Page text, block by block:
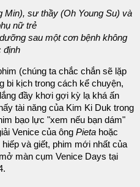
Min), sư thầy (Oh Young Su) và
nữ trẻ
sau một cơn bệnh không
định
(chúng ta chắc chắn sẽ lặp
bi kịch trong cách kể chuyện,
đầy khơi gợi kỳ lạ khá ấn
tài năng của Kim Ki Duk trong
bạo lực "xem nếu bạn dám"
Venice của ông Pieta hoặc
và giết, phim mới nhất của
màn cụm Venice Days tại